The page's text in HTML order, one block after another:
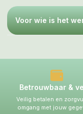
Voor wie is het
Betrouwbaar &
Veilig betalen en
omgang met jouw